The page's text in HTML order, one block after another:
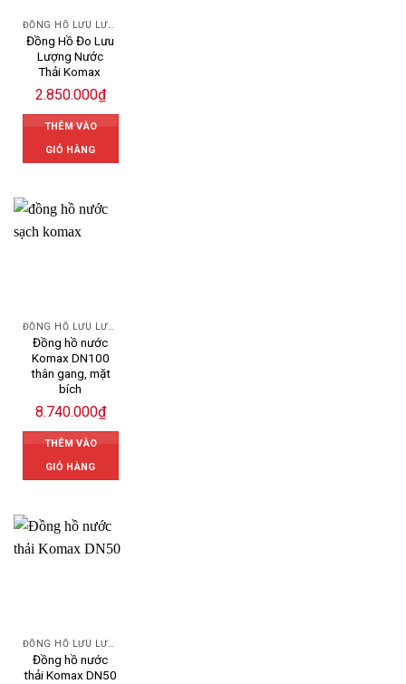
ĐỒNG HỒ LƯU LƯỢNG NƯỚC KOMAX
Đồng Hồ Đo Lưu
Lượng Nước
Thải Komax
2.850.000₫
THÊM VÀO
GIỎ HÀNG
ĐỒNG HỒ LƯU LƯỢNG NƯỚC KOMAX
Đồng hồ nước
Komax DN100
thân gang, mặt
bích
8.740.000₫
THÊM VÀO
GIỎ HÀNG
ĐỒNG HỒ LƯU LƯỢNG NƯỚC KOMAX
Đồng hồ nước
thải Komax DN50